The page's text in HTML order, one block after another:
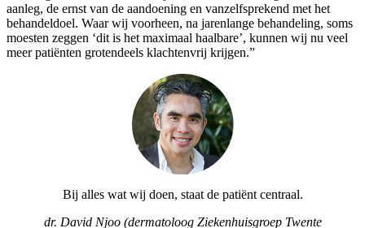
aanleg, de ernst van de aandoening en vanzelfsprekend met het
behandeldoel. Waar wij voorheen, na jarenlange behandeling, soms
moesten zeggen ‘dit is het maximaal haalbare’, kunnen wij nu veel
meer patiënten grotendeels klachtenvrij krijgen.”
Bij alles wat wij doen, staat de patiënt centraal.
dr. David Njoo (dermatoloog Ziekenhuisgroep Twente